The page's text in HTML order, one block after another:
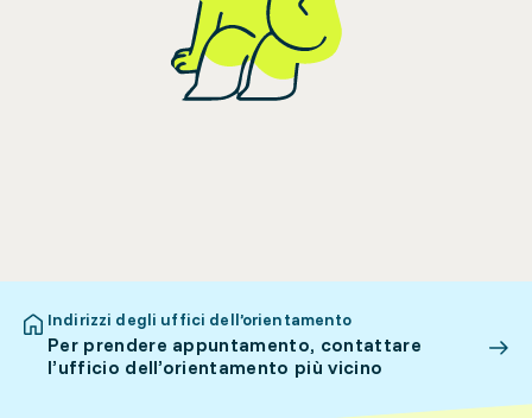
Indirizzi degli uffici dell’orientamento
Per prendere appuntamento, contattare
l’ufficio dell’orientamento più vicino